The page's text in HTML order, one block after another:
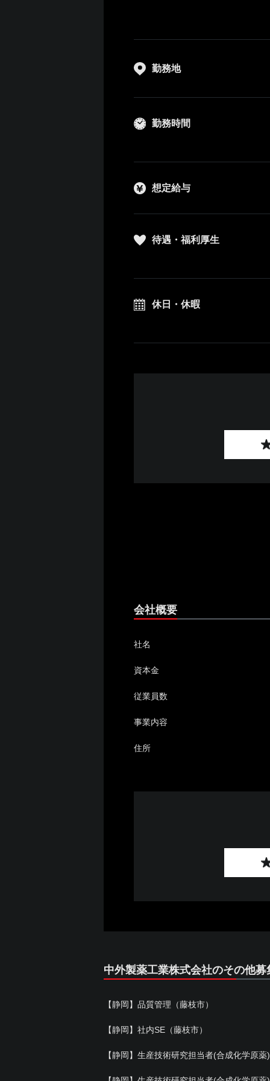
勤務地
勤務時間
想定給与
待遇・福利厚生
休日・休暇
会社概要
社名
資本金
従業員数
事業内容
住所
中外製薬工業株式会社のその他募
【静岡】品質管理（藤枝市）
【静岡】社内SE（藤枝市）
【静岡】生産技術研究担当者(合成化学原